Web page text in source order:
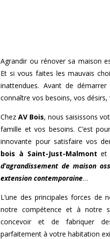
Agrandir ou rénover sa maison
Et si vous faites les mauvais
inattendues. Avant de
connaître vos besoins, vos désirs,
ChezAV Bois, nous saisissons
famille et vos besoins. C’est
innovante pour satisfaire vos
bois à Saint-Just-Malmont et
d’agrandissement de maison
extension contemporaine…
L’une des principales forces de
notre compétence et à notre
concevoir et de fabriquer des
parfaitement à votre habitation